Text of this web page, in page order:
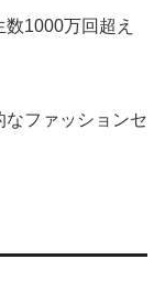
1000万回超え
なファッションセ